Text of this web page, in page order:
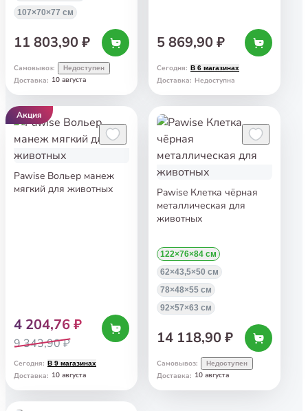
107×70×77 см
11 803,90 ₽
Самовывоз: Недоступен
Доставка: 10 августа
5 869,90 ₽
Сегодня: В 6 магазинах
Доставка: Недоступна
Акция
Pawise Вольер манеж
мягкий для животных
4 204,76 ₽
9 343,90 ₽
Сегодня: В 9 магазинах
Доставка: 10 августа
Pawise Клетка чёрная
металлическая для
животных
122×76×84 см
62×43,5×50 см
78×48×55 см
92×57×63 см
14 118,90 ₽
Самовывоз: Недоступен
Доставка: 10 августа